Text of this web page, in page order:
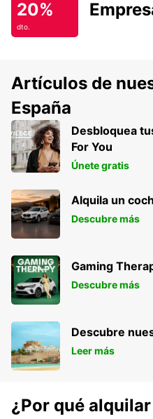
20%
dto.
Artículos de
España
Desbloquea
For You
Únete gratis
Alquila un
Descubre más
Gaming
Descubre más
Descubre
Leer más
¿Por qué